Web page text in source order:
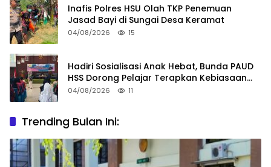
Inafis Polres HSU Olah TKP Penemuan
Jasad Bayi di Sungai Desa Keramat
04/08/2026 15
Hadiri Sosialisasi Anak Hebat, Bunda PAUD
HSS Dorong Pelajar Terapkan Kebiasaan
Baik
04/08/2026 11
Trending Bulan Ini: